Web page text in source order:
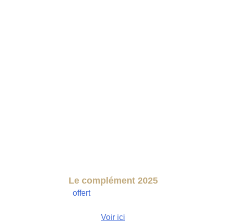
Le complément 2025
offert avec le catalogue raisonné
Voir ici